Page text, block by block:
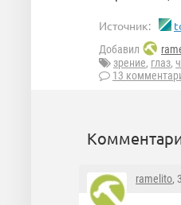
Источник:
Добавил
зрение, глаз,
13
ramelito,